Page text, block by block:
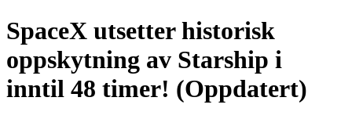
SpaceX utsetter historisk
oppskytning av Starship i
inntil 48 timer! (Oppdatert)